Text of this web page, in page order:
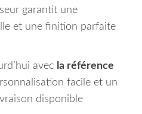
garantit une
et une finition parfaite
avec la référence
facile et un
disponible